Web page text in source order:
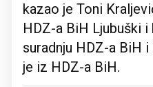
kazao je Toni
HDZ-a BiH Ljubuški
suradnju HDZ-a BiH
je iz HDZ-a BiH.